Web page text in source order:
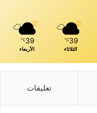
39
℃
الثلاثاء
39
℃
الأربعاء
تعليقات